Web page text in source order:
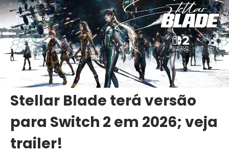
Stellar Blade terá versão
para Switch 2 em 2026; veja
trailer!